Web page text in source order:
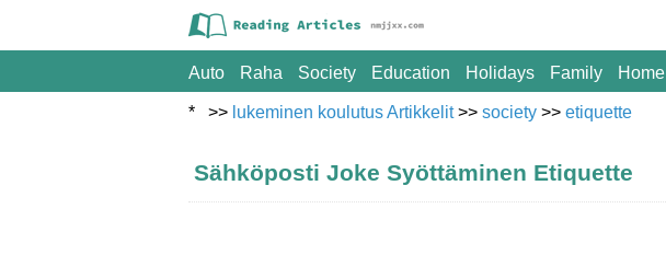
Auto Raha Society Education Holidays Family Home
* >> lukeminen koulutus Artikkelit>> society >> etiquette
Sähköposti Joke Syöttäminen Etiquette